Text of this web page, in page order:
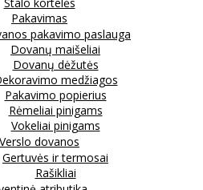
Pakavimas
pakavimo paslauga
Dovanų maišeliai
Dovanų dėžutės
medžiagos
Pakavimo popierius
Rėmeliai pinigams
Vokeliai pinigams
Verslo dovanos
Gertuvės ir termosai
Rašikliai